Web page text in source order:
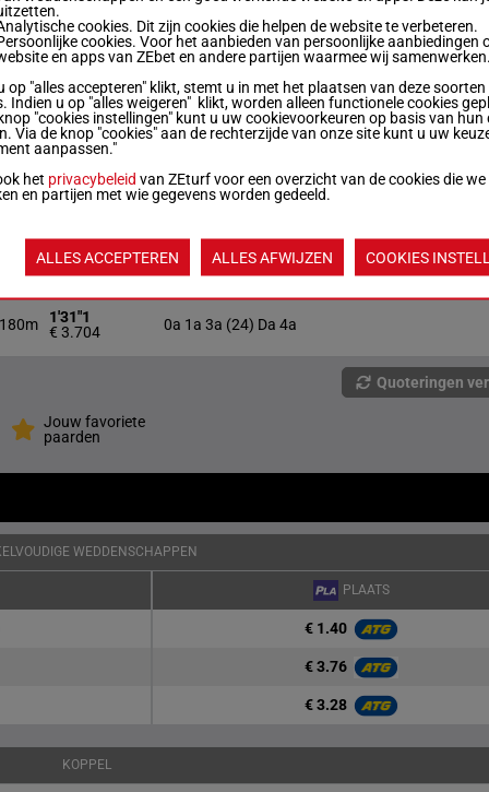
€ 3.778
1'35"0
6a 2a 4a 7a 2a
1'36"1
€ 2.790
5a 4a 5a 2a (24) 7a
1'32"7
€ 4.336
4a 8a 4a (24) Da 5a
2180m
1'32"7
€ 3.650
6a 6a 4a 0a 0a
1'31"1
€ 3.704
0a 1a 3a (24) Da 4a
Quoteringen
Jouw favoriete
paarden
WEDDENSCHAPPEN
PLAATS
€ 1.40
€ 3.76
€ 3.28
KOPPEL
cookies. Dit zijn cookies die helpen de website te verbeteren.
cookies. Voor het aanbieden van persoonlijke aanbiedingen
en apps van ZEbet en andere partijen waarmee wij
op "alles accepteren" klikt, stemt u in met het plaatsen van deze soorten
Indien u op "alles weigeren" klikt, worden alleen functionele cookies
"cookies instellingen" kunt u uw cookievoorkeuren op basis van hun
Via de knop "cookies" aan de rechterzijde van onze site kunt u uw
aanpassen."
het privacybeleid van ZEturf voor een overzicht van de cookies die we
en partijen met wie gegevens worden gedeeld.
ALLES ACCEPTEREN ALLES AFWIJZEN COOKIES